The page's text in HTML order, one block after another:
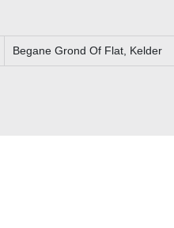
Begane Grond Of Flat, Kelder